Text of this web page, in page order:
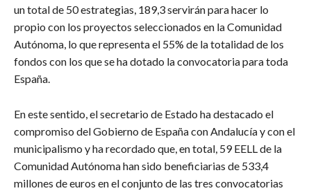
un total de 50 estrategias, 189,3 servirán para hacer lo
propio con los proyectos seleccionados en la Comunidad
Autónoma, lo que representa el 55% de la totalidad de los
fondos con los que se ha dotado la convocatoria para toda
España.
En este sentido, el secretario de Estado ha destacado el
compromiso del Gobierno de España con Andalucía y con el
municipalismo y ha recordado que, en total, 59 EELL de la
Comunidad Autónoma han sido beneficiarias de 533,4
millones de euros en el conjunto de las tres convocatorias